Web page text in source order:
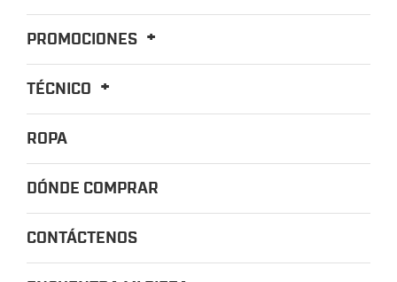
PROMOCIONES
TÉCNICO
ROPA
DÓNDE COMPRAR
CONTÁCTENOS